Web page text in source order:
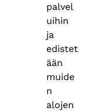
palvel
uihin
ja
edistet
ään
muide
n
alojen